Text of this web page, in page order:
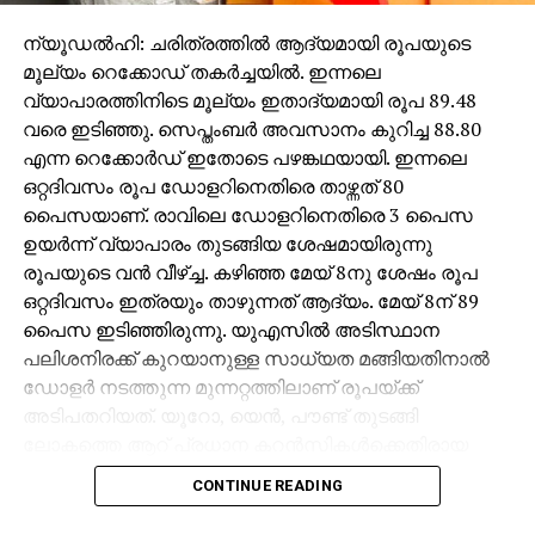
ഉപോല്‍ഭലകമായ തെളിവുകള്‍ ദൈനംദിനം നാട്ടില്‍
പ്രകടമായിക്കൊണ്ടിരിക്കുകയുമാണ്. മനുഷ്യ
ജീവനുകള്‍ക്ക് പുല്ലുവില കല്‍പ്പിച്ചുകൊണ്ട്
അക്രമികള്‍ അഴിഞ്ഞാടുന്നു.
കൊലപാതകക്കേസുകളില്‍ കുറ്റംചുമത്തപ്പെട്ട്
ജയിലിലടക്കപ്പെട്ടവര്‍ പോലും പരോളിലിറങ്ങി
കുറ്റകൃത്യങ്ങളില്‍ പങ്കാളികളാകുന്ന ഭീതിദമായ
സാഹചര്യം. സ്വന്തം ജീവനെക്കുറിച്ച് ഓരോ പൗരനും
ഉല്‍ക്കണ്ഠപ്പെടുന്ന രീതിയിലുള്ള കുറ്റകൃത്യങ്ങളുടെ
പെരുപ്പം. ഭരണത്തിന്റെ പിന്‍ബലത്തില്‍ മറ്റുള്ളവരുടെ
അവകാശങ്ങളെ കശക്കിയെറിഞ്ഞ് തങ്ങള്‍ക്ക്
ഹിതകരമായതെന്തും ഒരു മടിയുമില്ലാതെ
ചെയ്തുകൂട്ടുന്ന പാര്‍ട്ടി അണികള്‍. ഇവര്‍ക്ക്
ഇതിനെല്ലാം തടയിടേണ്ട സര്‍ക്കാറും അതിന്
നേതൃത്വം നല്‍കുന്ന മുഖ്യമന്ത്രിയുമാകട്ടെ
ന്യൂഡല്‍ഹി: ചരിത്രത്തില്‍ ആദ്യമായി രൂപയുടെ
മൂല്യം റെക്കോഡ് തകര്‍ച്ചയില്‍. ഇന്നലെ
വ്യാപാരത്തിനിടെ മൂല്യം ഇതാദ്യമായി രൂപ 89.48
വരെ ഇടിഞ്ഞു. സെപ്തംബര്‍ അവസാനം കുറിച്ച 88.80
എന്ന റെക്കോര്‍ഡ് ഇതോടെ പഴങ്കഥയായി. ഇന്നലെ
ഒറ്റദിവസം രൂപ ഡോളറിനെതിരെ താഴ്ന്നത് 80
പൈസയാണ്. രാവിലെ ഡോളറിനെതിരെ 3 പൈസ
ഉയര്‍ന്ന് വ്യാപാരം തുടങ്ങിയ ശേഷമായിരുന്നു
രൂപയുടെ വന്‍ വീഴ്ച്ച. കഴിഞ്ഞ മേയ് 8നു ശേഷം രൂപ
ഒറ്റദിവസം ഇത്രയും താഴുന്നത് ആദ്യം. മേയ് 8ന് 89
പൈസ ഇടിഞ്ഞിരുന്നു. യുഎസില്‍ അടിസ്ഥാന
പലിശനിരക്ക് കുറയാനുള്ള സാധ്യത മങ്ങിയതിനാല്‍
ഡോളര്‍ നടത്തുന്ന മുന്നറ്റത്തിലാണ് രൂപയ്ക്ക്
യു.എസ് ഡോളര്‍ ഇന്‍ഡക്‌സ് ഏതാനും ദിവസങ്ങള്‍ക്ക്
മുമ്പുവരെ 98ല്‍ ആയിരുന്നത് ഇപ്പോള്‍ 100ന്
CONTINUE READING